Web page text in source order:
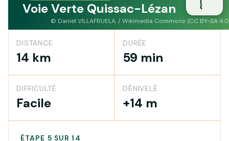
Voie Verte Quissac-Lézan
© Daniel VILLAFRUELA. / Wikimedia Commons (CC BY-SA
DISTANCE
14 km
DURÉE
59 min
DIFFICULTÉ
Facile
DÉNIVELÉ
+14 m
ÉTAPE 5 SUR 14